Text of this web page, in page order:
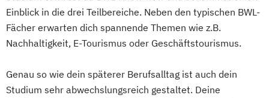
Einblick in die drei Teilbereiche. Neben den typischen BWL-
Fächer erwarten dich spannende Themen wie z.B.
Nachhaltigkeit, E-Tourismus oder Geschäftstourismus.
Genau so wie dein späterer Berufsalltag ist auch dein
Studium sehr abwechslungsreich gestaltet. Deine